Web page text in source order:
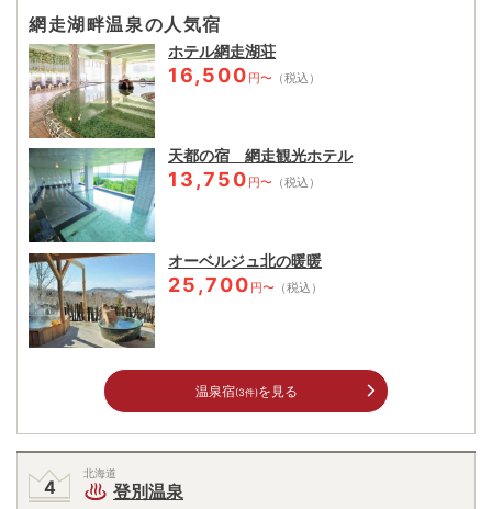
網走湖畔温泉の人気宿
ホテル網走湖荘
16,500 円〜 （税込）
天都の宿 網走観光ホテル
13,750 円〜 （税込）
オーベルジュ北の暖暖
25,700 円〜 （税込）
温泉宿(3件)を見る
北海道
登別温泉